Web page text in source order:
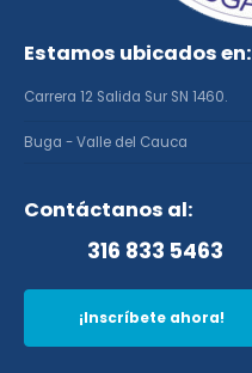
Estamos ubicados en:
Carrera 12 Salida Sur SN 1460.
Buga - Valle del Cauca
Contáctanos al:
316 833 5463
¡Inscríbete ahora!